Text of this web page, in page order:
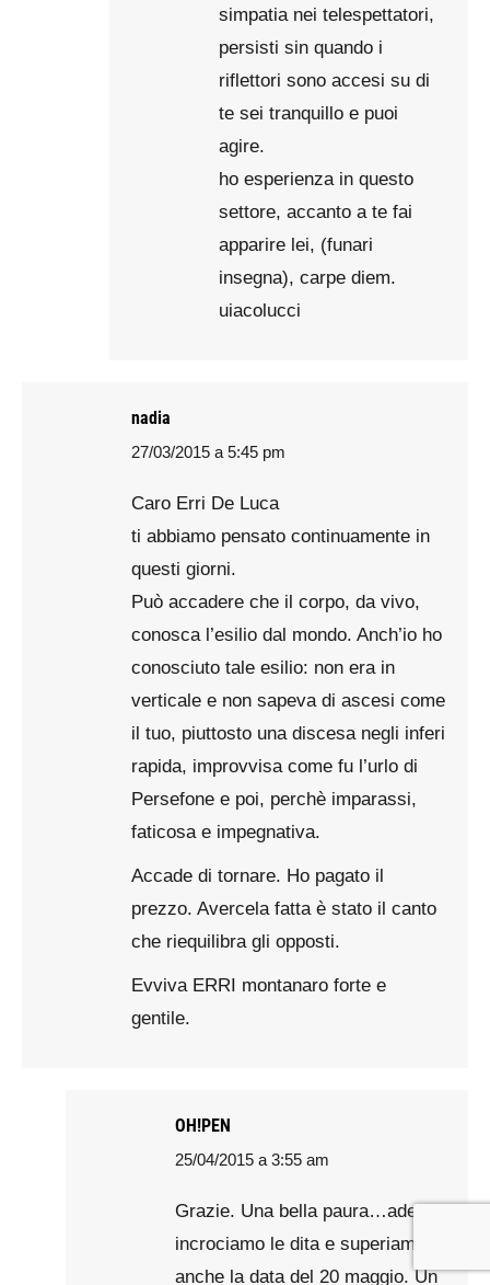
simpatia nei telespettatori,
persisti sin quando i
riflettori sono accesi su di
te sei tranquillo e puoi
agire.
ho esperienza in questo
settore, accanto a te fai
apparire lei, (funari
insegna), carpe diem.
uiacolucci
nadia
says:
27/03/2015 a 5:45 pm
Caro Erri De Luca
ti abbiamo pensato continuamente in
questi giorni.
Può accadere che il corpo, da vivo,
conosca l’esilio dal mondo. Anch’io ho
conosciuto tale esilio: non era in
verticale e non sapeva di ascesi come
il tuo, piuttosto una discesa negli inferi
rapida, improvvisa come fu l’urlo di
Persefone e poi, perchè imparassi,
faticosa e impegnativa.
Accade di tornare. Ho pagato il
prezzo. Avercela fatta è stato il canto
che riequilibra gli opposti.
Evviva ERRI montanaro forte e
gentile.
OH!PEN
says:
25/04/2015 a 3:55 am
Grazie. Una bella paura…adesso
incrociamo le dita e superiamo
anche la data del 20 maggio. Un